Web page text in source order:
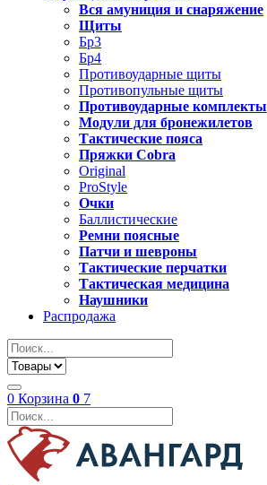
Вся амуниция и снаряжение
Щиты
Бр3
Бр4
Противоударные щиты
Противопульные щиты
Противоударные комплекты
Модули для бронежилетов
Тактические пояса
Пряжки Cobra
Original
ProStyle
Очки
Баллистические
Ремни поясные
Патчи и шевроны
Тактические перчатки
Тактическая медицина
Наушники
Распродажа
0 Корзина 0 7